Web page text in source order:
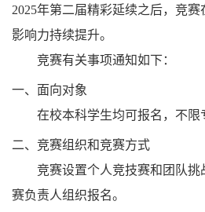
2025年第二届精彩延续之后，竞
影响力持续提升。
竞赛有关事项通知如下：
一、面向对象
在校本科学生均可报名，不限
二、竞赛组织和竞赛方式
竞赛设置个人竞技赛和团队
赛负责人组织报名。